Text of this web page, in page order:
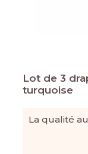
Lot de 3
turquoise
La qualité